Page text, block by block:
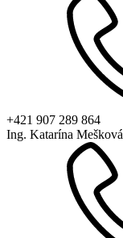
+421 907 289 864
Ing. Katarína Mešková